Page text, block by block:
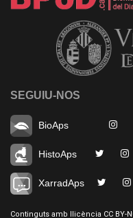
SEGUIU-NOS
BioAps
HistoAps
XarradAps
Continguts amb llicència CC BY-